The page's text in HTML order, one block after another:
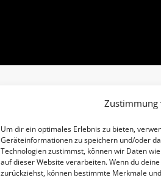
Zustimmung
Um dir ein optimales Erlebnis zu bieten,
Geräteinformationen zu speichern und/oder
Technologien zustimmst, können wir Daten
auf dieser Website verarbeiten. Wenn du
zurückziehst, können bestimmte Merkmale